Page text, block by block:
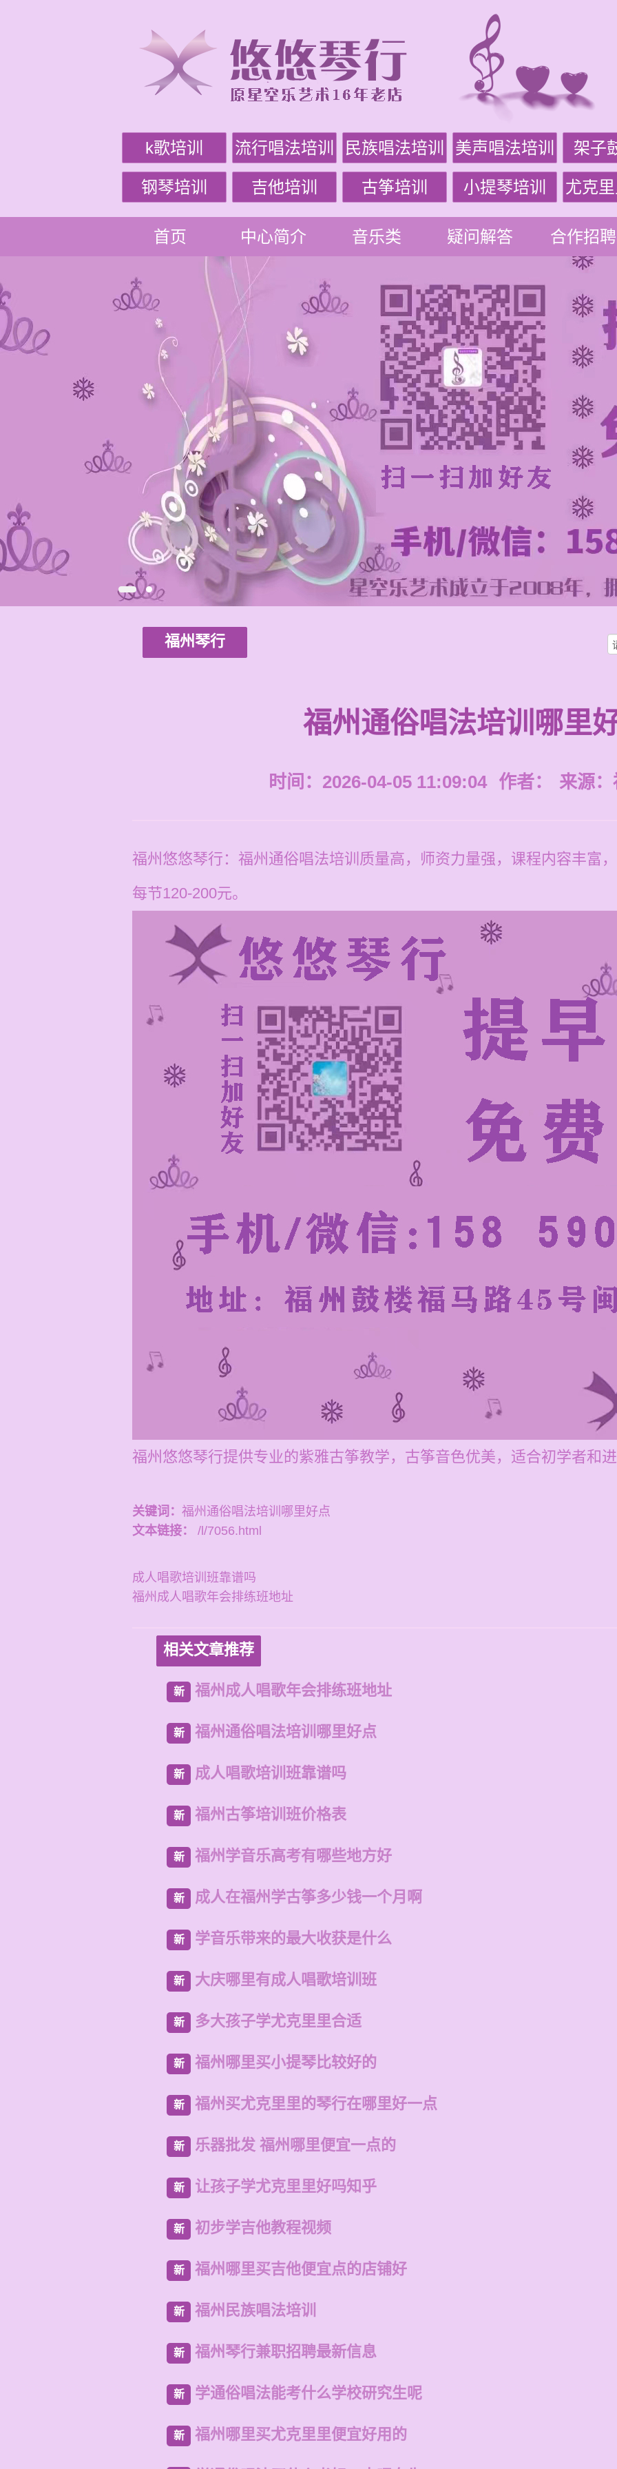
k歌培训 流行唱法培训 民族唱法培训 美声唱法培训 架子
钢琴培训 吉他培训 古筝培训 小提琴培训 尤克
首页 中心简介 音乐类 疑问解答 合作招聘
福州琴行
福州通俗唱法培训哪里
时间：2026-04-05 11:09:04 作者： 来源：
福州悠悠琴行：福州通俗唱法培训质量高，师资力量强，课程内容丰富
每节120-200元。
福州悠悠琴行提供专业的紫雅古筝教学，古筝音色优美，适合初学者和
关键词： 福州通俗唱法培训哪里好点
文本链接：
/l/7056.html
成人唱歌培训班靠谱吗
福州成人唱歌年会排练班地址
相关文章推荐
新 福州成人唱歌年会排练班地址
新 福州通俗唱法培训哪里好点
新 成人唱歌培训班靠谱吗
新 福州古筝培训班价格表
新 福州学音乐高考有哪些地方好
新 成人在福州学古筝多少钱一个月啊
新 学音乐带来的最大收获是什么
新 大庆哪里有成人唱歌培训班
新 多大孩子学尤克里里合适
新 福州哪里买小提琴比较好的
新 福州买尤克里里的琴行在哪里好一点
新 乐器批发 福州哪里便宜一点的
新 让孩子学尤克里里好吗知乎
新 初步学吉他教程视频
新 福州哪里买吉他便宜点的店铺好
新 福州民族唱法培训
新 福州琴行兼职招聘最新信息
新 学通俗唱法能考什么学校研究生呢
新 福州哪里买尤克里里便宜好用的